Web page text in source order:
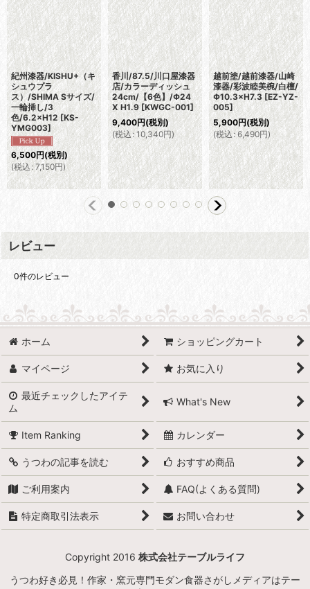
紀州漆器/KISHU+（キ
シュウプラ
ス）/SHIMA Sサイズ/
一輪挿し/3
色/6.2×H12 [KS-
YMG003]
6,500円(税別)
(税込 : 7,150円)
香川/87.5/川口屋漆器
店/カラーディッシュ
24cm/【6色】/Φ24
X H1.9 [KWGC-001]
9,400円(税別)
(税込 : 10,340円)
越前塗/越前漆器/山崎
漆器/彩波睦美椀/白檀/
Φ10.3×H7.3 [EZ-YZ-
005]
5,900円(税別)
(税込: 6,490円)
レビュー
0件のレビュー
ホーム ショッピングカート
マイページ お気に入り
最近チェックしたアイテ
ム
What's New
Item Ranking カレンダー
うつわの記事を読む おすすめ商品
ご利用案内 FAQ(よくある質問)
特定商取引法表示 お問い合わせ
Copyright 2016 株式会社テーブルライフ
うつわ好き必見！作家・窯元専門モダン食器さがしメディアはテー